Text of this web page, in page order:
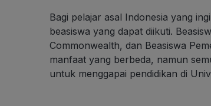
Bagi pelajar asal Indonesia yang
beasiswa yang dapat diikuti.
Commonwealth, dan Beasiswa
manfaat yang berbeda, namun
untuk menggapai pendidikan di